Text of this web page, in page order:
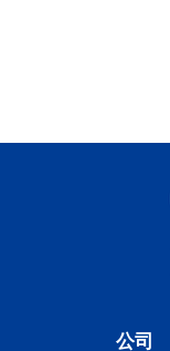
公司